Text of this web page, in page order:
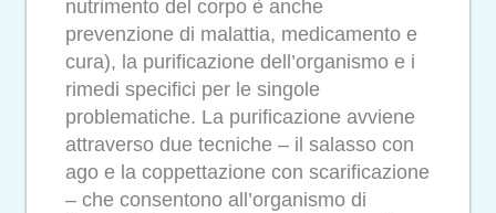
nutrimento del corpo è anche
prevenzione di malattia, medicamento e
cura), la purificazione dell’organismo e i
rimedi specifici per le singole
problematiche. La purificazione avviene
attraverso due tecniche – il salasso con
ago e la coppettazione con scarificazione
– che consentono all’organismo di